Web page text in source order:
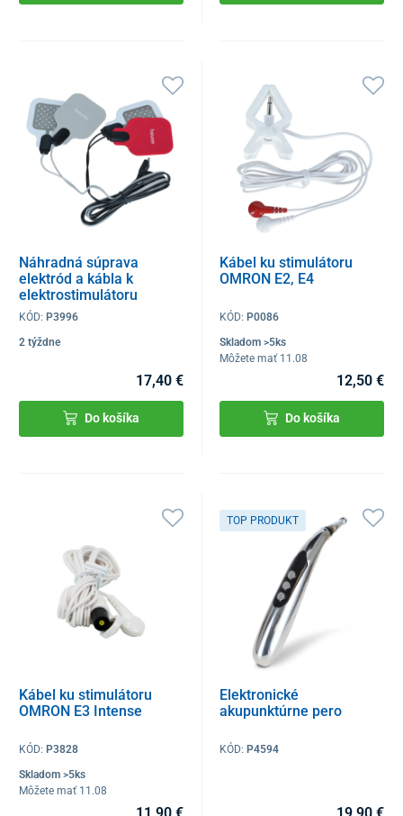
Náhradná súprava
elektród a kábla k
elektrostimulátoru
BEURER EM 59
KÓD: P3996
2 týždne
17,40 €
Do košíka
Kábel ku stimulátoru
OMRON E2, E4
KÓD:P0086
Skladom >5ks
Môžete mať 11.08
12,50 €
Do košíka
Kábel ku stimulátoru
OMRON E3 Intense
KÓD: P3828
Skladom >5ks
Môžete mať 11.08
11,90 €
TOP PRODUKT
Elektronické
akupunktúrne pero
KÓD:P4594
19,90 €